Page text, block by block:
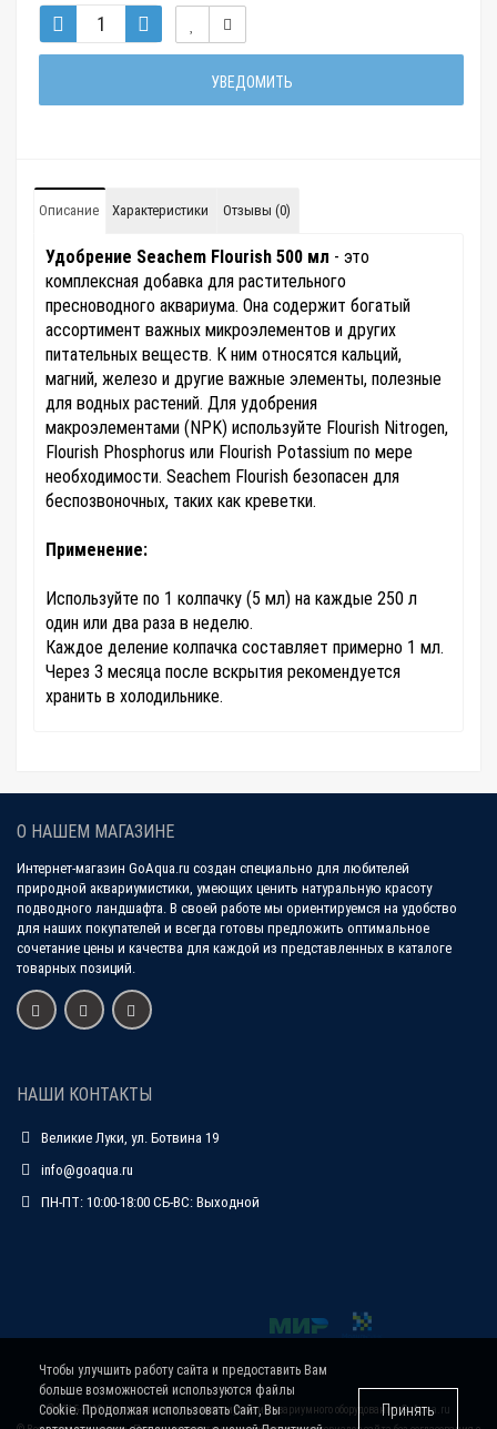
УВЕДОМИТЬ
Описание Характеристики Отзывы (0)
Удобрение Seachem Flourish 500 мл - это
комплексная добавка для растительного
пресноводного аквариума. Она содержит богатый
ассортимент важных микроэлементов и других
питательных веществ. К ним относятся кальций,
магний, железо и другие важные элементы, полезные
для водных растений. Для удобрения
макроэлементами (NPK) используйте Flourish Nitrogen,
Flourish Phosphorus или Flourish Potassium по мере
необходимости. Seachem Flourish безопасен для
беспозвоночных, таких как креветки.
Применение:
Используйте по 1 колпачку (5 мл) на каждые 250 л
один или два раза в неделю.
Каждое деление колпачка составляет примерно 1 мл.
Через 3 месяца после вскрытия рекомендуется
хранить в холодильнике.
О НАШЕМ МАГАЗИНЕ
Интернет-магазин GoAqua.ru создан специально для любителей
природной аквариумистики, умеющих ценить натуральную красоту
подводного ландшафта. В своей работе мы ориентируемся на удобство
для наших покупателей и всегда готовы предложить оптимальное
сочетание цены и качества для каждой из представленных в каталоге
товарных позиций.
НАШИ КОНТАКТЫ
Великие Луки, ул. Ботвина 19
info@goaqua.ru
ПН-ПТ: 10:00-18:00 СБ-ВС: Выходной
© 2015-2019 Интернет-магазин аквариумов и аквариумного оборудованияGoAqua.ru
Чтобы улучшить работу сайта и предоставить Вам
больше возможностей используются файлы
Cookie. Продолжая использовать Сайт, Вы
Принять